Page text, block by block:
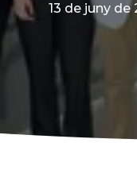
13 de juny de